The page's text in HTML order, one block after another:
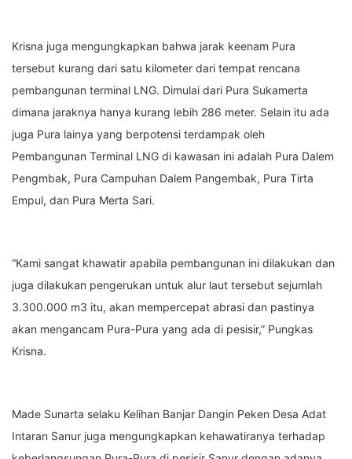
Krisna juga mengungkapkan bahwa jarak keenam Pura
tersebut kurang dari satu kilometer dari tempat rencana
pembangunan terminal LNG. Dimulai dari Pura Sukamerta
dimana jaraknya hanya kurang lebih 286 meter. Selain itu ada
juga Pura lainya yang berpotensi terdampak oleh
Pembangunan Terminal LNG di kawasan ini adalah Pura Dalem
Pengmbak, Pura Campuhan Dalem Pangembak, Pura Tirta
Empul, dan Pura Merta Sari.
“Kami sangat khawatir apabila pembangunan ini dilakukan dan
juga dilakukan pengerukan untuk alur laut tersebut sejumlah
3.300.000 m3 itu, akan mempercepat abrasi dan pastinya
akan mengancam Pura-Pura yang ada di pesisir,” Pungkas
Krisna.
Made Sunarta selaku Kelihan Banjar Dangin Peken Desa Adat
Intaran Sanur juga mengungkapkan kehawatiranya terhadap